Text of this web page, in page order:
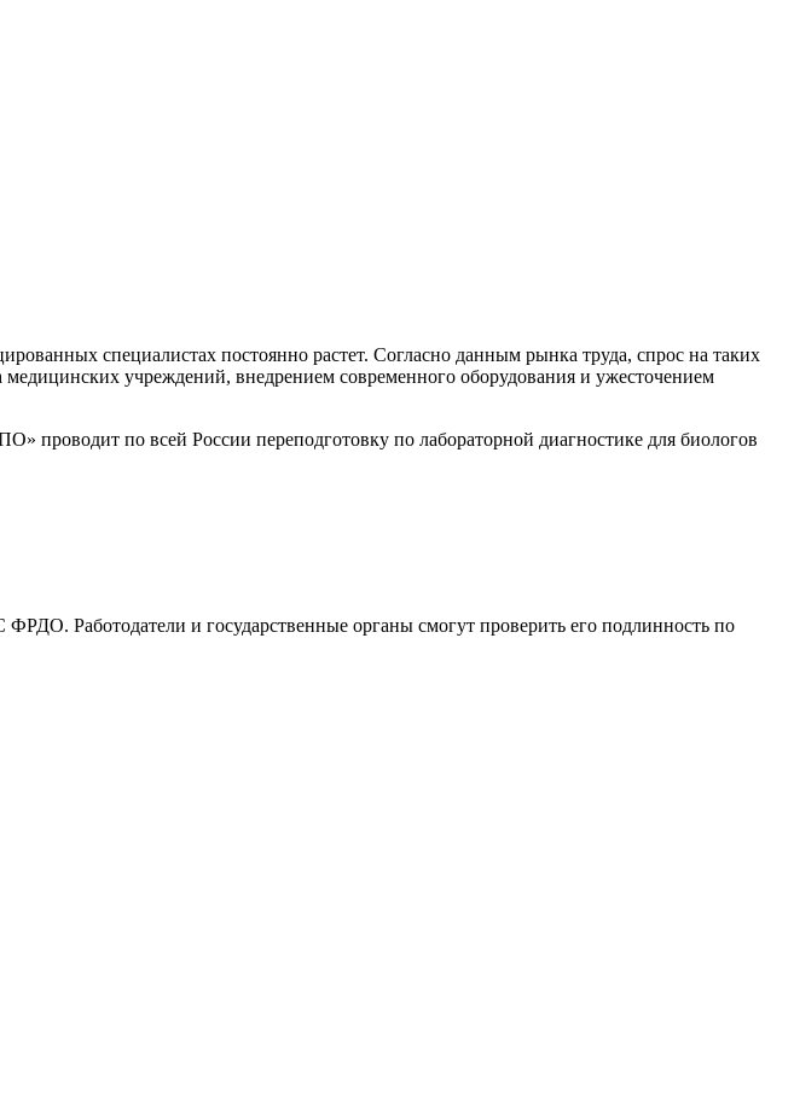
специалистах постоянно растет. Согласно данным рынка труда, спрос на таких
медицинских учреждений, внедрением современного оборудования и ужесточением
проводит по всей России переподготовку по лабораторной диагностике для биологов
Работодатели и государственные органы смогут проверить его подлинность по